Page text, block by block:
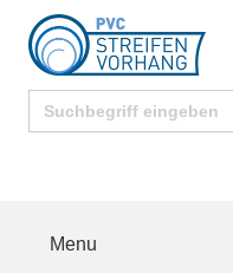
Search
for:
Menu